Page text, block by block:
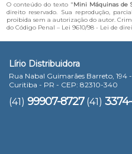
O conteúdo do texto "Mini Máquinas de
direito reservado. Sua reprodução,
proibida sem a autorização do autor.
do Código Penal – Lei 9610/98 - Lei de
Lírio Distribuidora
Rua Nabal Guimarães Barreto, 194
Curitiba - PR - CEP: 82310-340
(41) 99907-8727 (41)